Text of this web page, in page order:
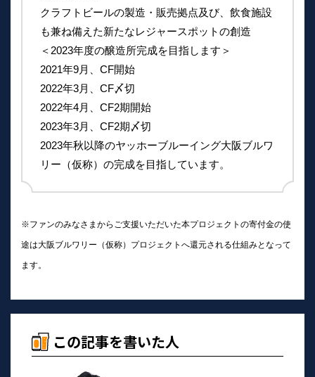
クラフトビールの製造・販売拠点及び、飲食施設
も兼ね備えた新たなレジャースポットの創造
＜2023年度の醸造所完成を目指します＞
2021年9月、CF開始
2022年3月、CF〆切
2022年4月、CF2期開始
2023年3月、CF2期〆切
2023年秋以降のヤッホーブルーイング大阪ブルワ
リー（仮称）の完成を目指しています。
※ファンのみなさまからご支援いただいた本プロジェクトの寄付金の使
途は大阪ブルワリー（仮称）プロジェクトへ還元される仕組みとなって
ます。
この記事を書いた人